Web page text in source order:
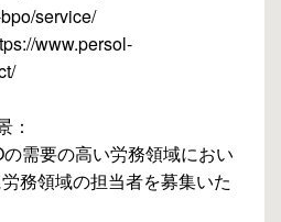
service/
www.persol-
：
需要の高い労務領域におい
務領域の担当者を募集いた